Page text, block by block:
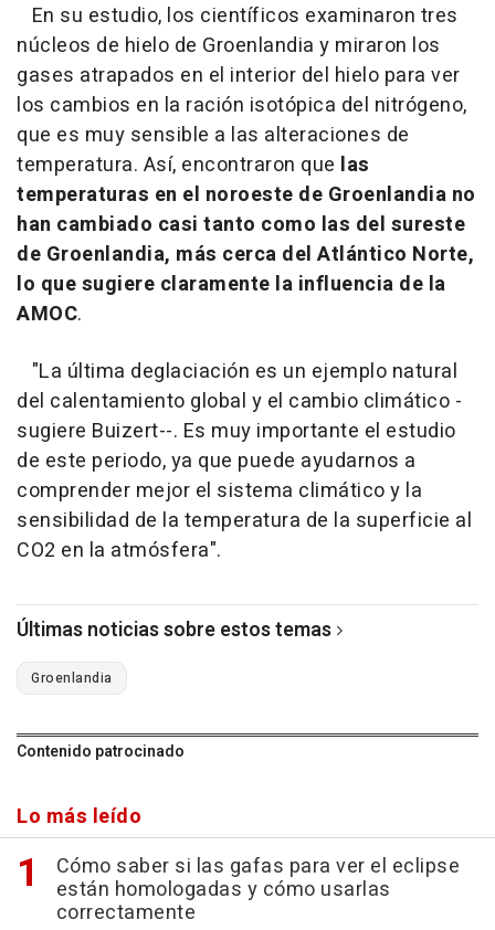
En su estudio, los científicos examinaron tres
núcleos de hielo de Groenlandia y miraron los
gases atrapados en el interior del hielo para ver
los cambios en la ración isotópica del nitrógeno,
que es muy sensible a las alteraciones de
temperatura. Así, encontraron que las
temperaturas en el noroeste de Groenlandia no
han cambiado casi tanto como las del sureste
de Groenlandia, más cerca del Atlántico Norte,
lo que sugiere claramente la influencia de la
AMOC.
"La última deglaciación es un ejemplo natural
del calentamiento global y el cambio climático -
sugiere Buizert--. Es muy importante el estudio
de este periodo, ya que puede ayudarnos a
comprender mejor el sistema climático y la
sensibilidad de la temperatura de la superficie al
CO2 en la atmósfera".
Últimas noticias sobre estos temas
Groenlandia
Contenido patrocinado
Lo más leído
Cómo saber si las gafas para ver el eclipse
están homologadas y cómo usarlas
correctamente